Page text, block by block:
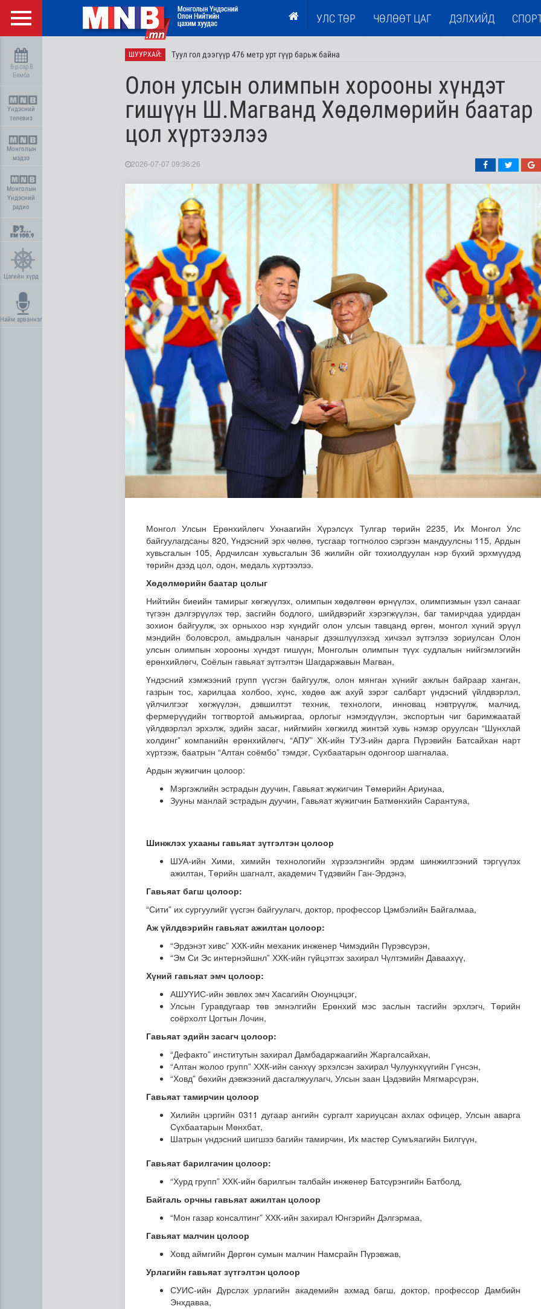
УЛС ТӨР ЧӨЛӨӨТ ЦАГ ДЭЛХИЙД
8-р сар 8
Бямба
Үндэсний
телевиз
Монголын
мэдээ
Монголын
Үндэсний
радио
Цагийн хүрд
Найм арваннэг
ШУУРХАЙ: Туул гол дээгүүр 476 метр урт гүүр барьж байна
Төслийн эхний 87 км-ээс цааш үргэлжлэх хэсгүүдэд төмөр замын дээд бүтцийн ажил..
Ерөнхий сайд БНХАУ-аас сар бүр 12-15 мянган тонн АИ-92 автобензин тогтмол нийл..
Газар чөлөөлөлт, нөхөн олговрын асуудлыг хуулийн хүрээнд шийднэ
Олон улсын олимпын хорооны хүндэт
гишүүн Ш.Магванд Хөдөлмөрийн баатар
цол хүртээлээ
2026-07-07 09:36:26
Монгол Улсын Ерөнхийлөгч Ухнаагийн Хүрэлсүх Тулгар төрийн 2235, Их Монгол Улс
байгуулагдсаны 820, Үндэсний эрх чөлөө, тусгаар тогтнолоо сэргээн мандуулсны 115, Ардын
хувьсгалын 105, Ардчилсан хувьсгалын 36 жилийн ойг тохиолдуулан нэр бүхий эрхмүүдэд
төрийн дээд цол, одон, медаль хүртээлээ.
Хөдөлмөрийн баатар цолыг
Нийтийн биеийн тамирыг хөгжүүлэх, олимпын хөдөлгөөн өрнүүлэх, олимпизмын үзэл санааг
түгээн дэлгэрүүлэх төр, засгийн бодлого, шийдвэрийг хэрэгжүүлэн, баг тамирчдаа удирдан
зохион байгуулж, эх орныхоо нэр хүндийг олон улсын тавцанд өргөн, монгол хүний эрүүл
мэндийн боловсрол, амьдралын чанарыг дээшлүүлэхэд хичээл зүтгэлээ зориулсан Олон
улсын олимпын хорооны хүндэт гишүүн, Монголын олимпын түүх судлалын нийгэмлэгийн
ерөнхийлөгч, Соёлын гавьяат зүтгэлтэн Шагдаржавын Магван,
Үндэсний хэмжээний групп үүсгэн байгуулж, олон мянган хүнийг ажлын байраар ханган,
газрын тос, харилцаа холбоо, хүнс, хөдөө аж ахуй зэрэг салбарт үндэсний үйлдвэрлэл,
үйлчилгээг хөгжүүлэн, дэвшилтэт техник, технологи, инновац нэвтрүүлж, малчид,
фермерүүдийн тогтвортой амьжиргаа, орлогыг нэмэгдүүлэн, экспортын чиг баримжаатай
үйлдвэрлэл эрхэлж, эдийн засаг, нийгмийн хөгжилд жинтэй хувь нэмэр оруулсан “Шунхлай
холдинг” компанийн ерөнхийлөгч, “АПУ” ХК-ийн ТУЗ-ийн дарга Пүрэвийн Батсайхан нарт
хүртээж, баатрын “Алтан соёмбо” тэмдэг, Сүхбаатарын одонгоор шагналаа.
Ардын жүжигчин цолоор:
Мэргэжлийн эстрадын дуучин, Гавьяат жүжигчин Төмөрийн Ариунаа,
Зууны манлай эстрадын дуучин, Гавьяат жүжигчин Батмөнхийн Сарантуяа,
Шинжлэх ухааны гавьяат зүтгэлтэн цолоор
ШУА-ийн Хими, химийн технологийн хүрээлэнгийн эрдэм шинжилгээний тэргүүлэх
ажилтан, Төрийн шагналт, академич Түдэвийн Ган-Эрдэнэ,
Гавьяат багш цолоор:
“Сити” их сургуулийг үүсгэн байгуулагч, доктор, профессор Цэмбэлийн Байгалмаа,
Аж үйлдвэрийн гавьяат ажилтан цолоор:
“Эрдэнэт хивс” ХХК-ийн механик инженер Чимэдийн Пүрэвсүрэн,
“Эм Си Эс интернэйшнл” ХХК-ийн гүйцэтгэх захирал Чүлтэмийн Даваахүү,
Хүний гавьяат эмч цолоор:
АШУҮИС-ийн зөвлөх эмч Хасагийн Оюунцэцэг,
Улсын Гуравдугаар төв эмнэлгийн Ерөнхий мэс заслын тасгийн эрхлэгч, Төрийн
соёрхолт Цогтын Лочин,
Гавьяат эдийн засагч цолоор:
“Дефакто” институтын захирал Дамбадаржаагийн Жаргалсайхан,
“Алтан жолоо групп” ХХК-ийн санхүү эрхэлсэн захирал Чулуунхүүгийн Гүнсэн,
“Ховд” бөхийн дэвжээний дасгалжуулагч, Улсын заан Цэдэвийн Мягмарсүрэн,
Гавьяат тамирчин цолоор
Хилийн цэргийн 0311 дугаар ангийн сургалт хариуцсан ахлах офицер, Улсын аварга
Сүхбаатарын Мөнхбат,
Шатрын үндэсний шигшээ багийн тамирчин, Их мастер Сумъяагийн Билгүүн,
Гавьяат барилгачин цолоор:
“Хурд групп” ХХК-ийн барилгын талбайн инженер Батсүрэнгийн Батболд,
Байгаль орчны гавьяат ажилтан цолоор
“Мон газар консалтинг” ХХК-ийн захирал Юнгэрийн Дэлгэрмаа,
Гавьяат малчин цолоор
Ховд аймгийн Дөргөн сумын малчин Намсрайн Пүрэвжав,
Урлагийн гавьяат зүтгэлтэн цолоор
СУИС-ийн Дүрслэх урлагийн академийн ахмад багш, доктор, профессор Дамбийн
Энхдаваа,